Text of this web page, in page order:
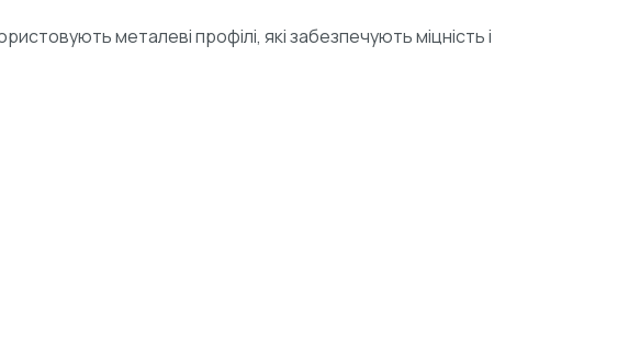
металеві профілі, які забезпечують міцність і